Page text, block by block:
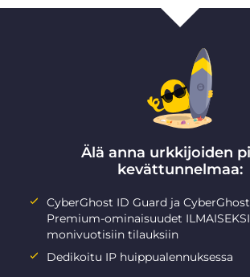
Älä anna urkkijoiden
kevättunnelmaa:
CyberGhost ID Guard ja
Premium-ominaisuudet
monivuotisiin tilauksiin
Dedikoitu IP huippualennuksessa